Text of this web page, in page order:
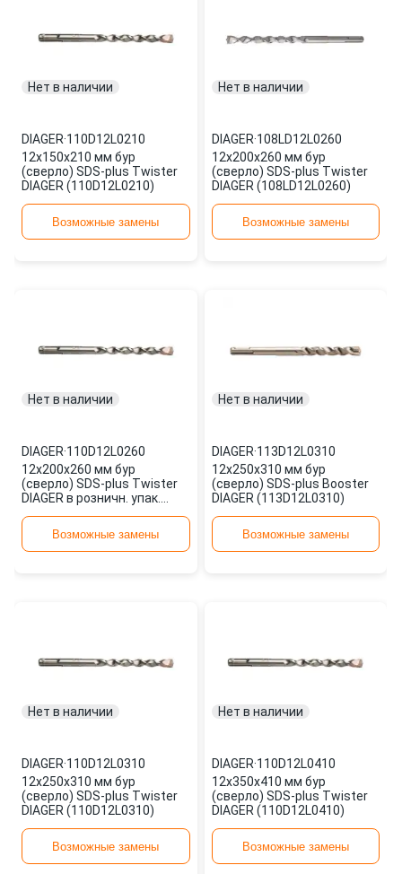
Нет в наличии
DIAGER·110D12L0210
12х150х210 мм бур
(сверло) SDS-plus Twister
DIAGER (110D12L0210)
Возможные замены
Нет в наличии
DIAGER·108LD12L0260
12х200х260 мм бур
(сверло) SDS-plus Twister
DIAGER (108LD12L0260)
Возможные замены
Нет в наличии
DIAGER·110D12L0260
12х200х260 мм бур
(сверло) SDS-plus Twister
DIAGER в розничн. упак.
Возможные замены
Нет в наличии
DIAGER·113D12L0310
12х250х310 мм бур
(сверло) SDS-plus Booster
DIAGER (113D12L0310)
Возможные замены
Нет в наличии
DIAGER·110D12L0310
12х250х310 мм бур
(сверло) SDS-plus Twister
DIAGER (110D12L0310)
Возможные замены
Нет в наличии
DIAGER·110D12L0410
12х350х410 мм бур
(сверло) SDS-plus Twister
DIAGER (110D12L0410)
Возможные замены